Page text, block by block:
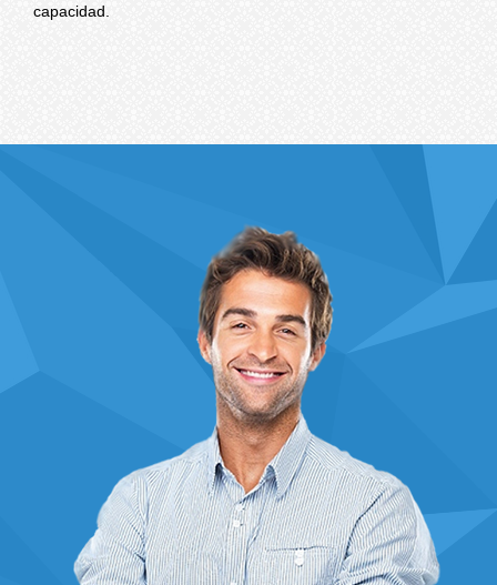
capacidad.